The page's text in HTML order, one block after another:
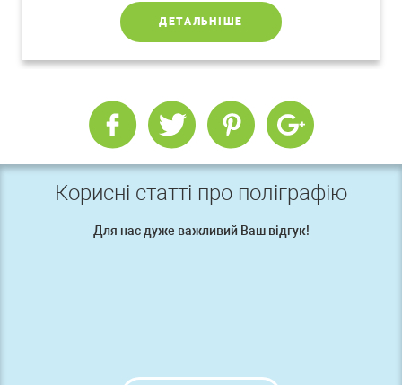
ДЕТАЛЬНІШЕ
Корисні статті про поліграфію
Для нас дуже важливий Ваш відгук!